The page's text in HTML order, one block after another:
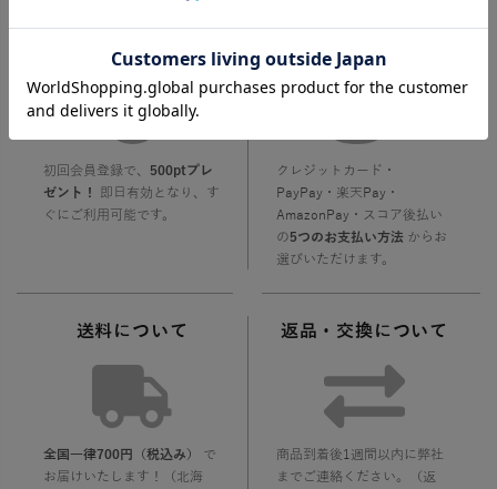
会員登録について
初回会員登録で、 500ptプレ
ゼント！
即日有効となり、す
ぐにご利用可能です。
お支払いについて
クレジットカード・
PayPay・楽天Pay・
AmazonPay・スコア後払い
の5つのお支払い方法からお
選びいただけます。
送料について
全国一律700円（税込み）
で
お届けいたします！（北海
返品・交換について
商品到着後1週間以内に弊社
までご連絡ください。（返